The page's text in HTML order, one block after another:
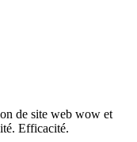
de site web wow et
Efficacité.